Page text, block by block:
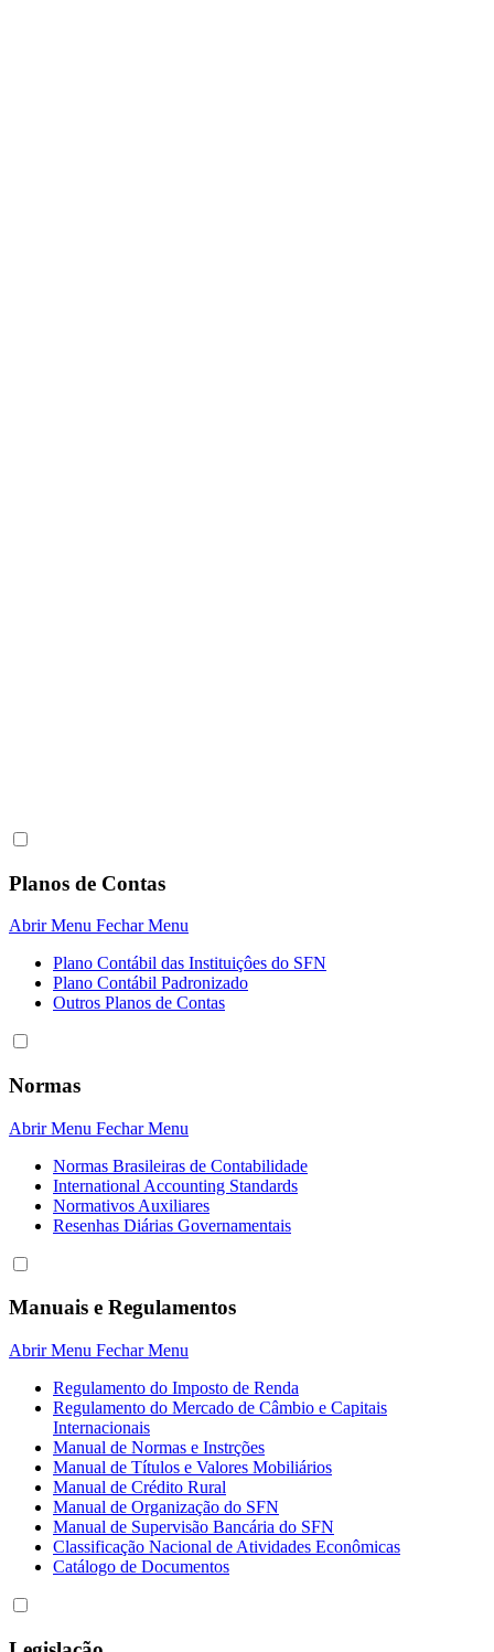
Planos de Contas
Abrir Menu Fechar Menu
Plano Contábil das Instituiçôes do SFN
Plano Contábil Padronizado
Outros Planos de Contas
Normas
Abrir Menu Fechar Menu
Normas Brasileiras de Contabilidade
International Accounting Standards
Normativos Auxiliares
Resenhas Diárias Governamentais
Manuais e Regulamentos
Abrir Menu Fechar Menu
Regulamento do Imposto de Renda
Regulamento do Mercado de Câmbio e Capitais
Internacionais
Manual de Normas e Instrções
Manual de Títulos e Valores Mobiliários
Manual de Crédito Rural
Manual de Organização do SFN
Manual de Supervisão Bancária do SFN
Classificação Nacional de Atividades Econômicas
Catálogo de Documentos